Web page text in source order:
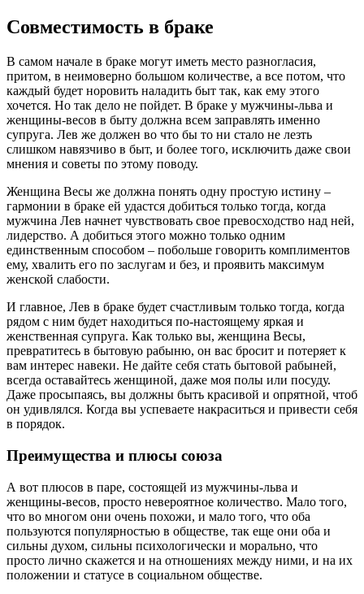
Совместимость в браке
В самом начале в браке могут иметь место разногласия,
притом, в неимоверно большом количестве, а все потом, что
каждый будет норовить наладить быт так, как ему этого
хочется. Но так дело не пойдет. В браке у мужчины-льва и
женщины-весов в быту должна всем заправлять именно
супруга. Лев же должен во что бы то ни стало не лезть
слишком навязчиво в быт, и более того, исключить даже свои
мнения и советы по этому поводу.
Женщина Весы же должна понять одну простую истину –
гармонии в браке ей удастся добиться только тогда, когда
мужчина Лев начнет чувствовать свое превосходство над ней,
лидерство. А добиться этого можно только одним
единственным способом – побольше говорить комплиментов
ему, хвалить его по заслугам и без, и проявить максимум
женской слабости.
И главное, Лев в браке будет счастливым только тогда, когда
рядом с ним будет находиться по-настоящему яркая и
женственная супруга. Как только вы, женщина Весы,
превратитесь в бытовую рабыню, он вас бросит и потеряет к
вам интерес навеки. Не дайте себя стать бытовой рабыней,
всегда оставайтесь женщиной, даже моя полы или посуду.
Даже просыпаясь, вы должны быть красивой и опрятной, чтоб
он удивлялся. Когда вы успеваете накраситься и привести себя
в порядок.
Преимущества и плюсы союза
А вот плюсов в паре, состоящей из мужчины-льва и
женщины-весов, просто невероятное количество. Мало того,
что во многом они очень похожи, и мало того, что оба
пользуются популярностью в обществе, так еще они оба и
сильны духом, сильны психологически и морально, что
просто лично скажется и на отношениях между ними, и на их
положении и статусе в социальном обществе.